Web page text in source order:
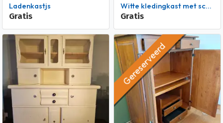
Ladenkastjs
Gratis
Witte kledingkast met schuifdeuren
Gratis
Gereserveerd